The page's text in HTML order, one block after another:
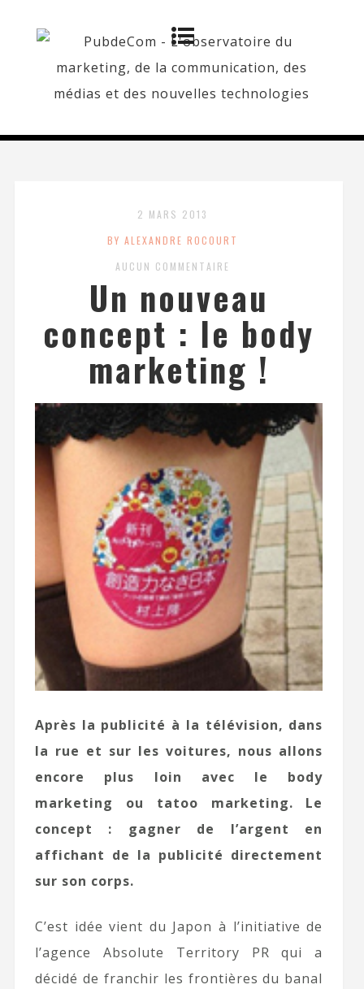
2 MARS 2013
BY ALEXANDRE ROCOURT
AUCUN COMMENTAIRE
Un nouveau
concept : le body
marketing !
Après la publicité à la télévision, dans
la rue et sur les voitures, nous allons
encore plus loin avec le body
marketing ou tatoo marketing. Le
concept : gagner de l’argent en
affichant de la publicité directement
sur son corps.
C’est idée vient du Japon à l’initiative de
l’agence Absolute Territory PR qui a
décidé de franchir les frontières du banal